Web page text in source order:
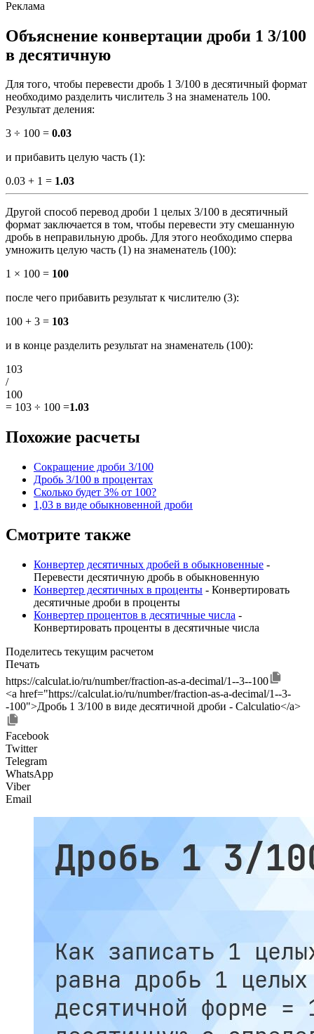
Объяснение конвертации дроби 1 3/100
в десятичную
Для того, чтобы перевести дробь 1 3/100 в десятичный формат
необходимо разделить числитель 3 на знаменатель 100.
Результат деления:
3 ÷ 100 = 0.03
и прибавить целую часть (1):
0.03 + 1 = 1.03
Другой способ перевод дроби 1 целых 3/100 в десятичный
формат заключается в том, чтобы перевести эту смешанную
дробь в неправильную дробь. Для этого необходимо сперва
умножить целую часть (1) на знаменатель (100):
1 × 100 = 100
после чего прибавить результат к числителю (3):
100 + 3 = 103
и в конце разделить результат на знаменатель (100):
103
/
100
= 103 ÷ 100 =1.03
Похожие расчеты
Сокращение дроби 3/100
Дробь 3/100 в процентах
Сколько будет 3% от 100?
1,03 в виде обыкновенной дроби
Смотрите также
Конвертер десятичных дробей в обыкновенные -
Перевести десятичную дробь в обыкновенную
Конвертер десятичных в проценты - Конвертировать
десятичные дроби в проценты
Конвертер процентов в десятичные числа -
Конвертировать проценты в десятичные числа
Поделитесь текущим расчетом
Печать
https://calculat.io/ru/number/fraction-as-a-decimal/1--3--100
<a href="https://calculat.io/ru/number/fraction-as-a-decimal/1--3-
-100">Дробь 1 3/100 в виде десятичной дроби - Calculatio</a>
Facebook
Twitter
Telegram
WhatsApp
Viber
Email